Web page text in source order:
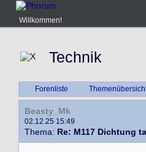
Willkommen!
Technik
Forenliste
Beasty_Mk
02.12.25 15:49
Thema: Re: M117 Dichtung